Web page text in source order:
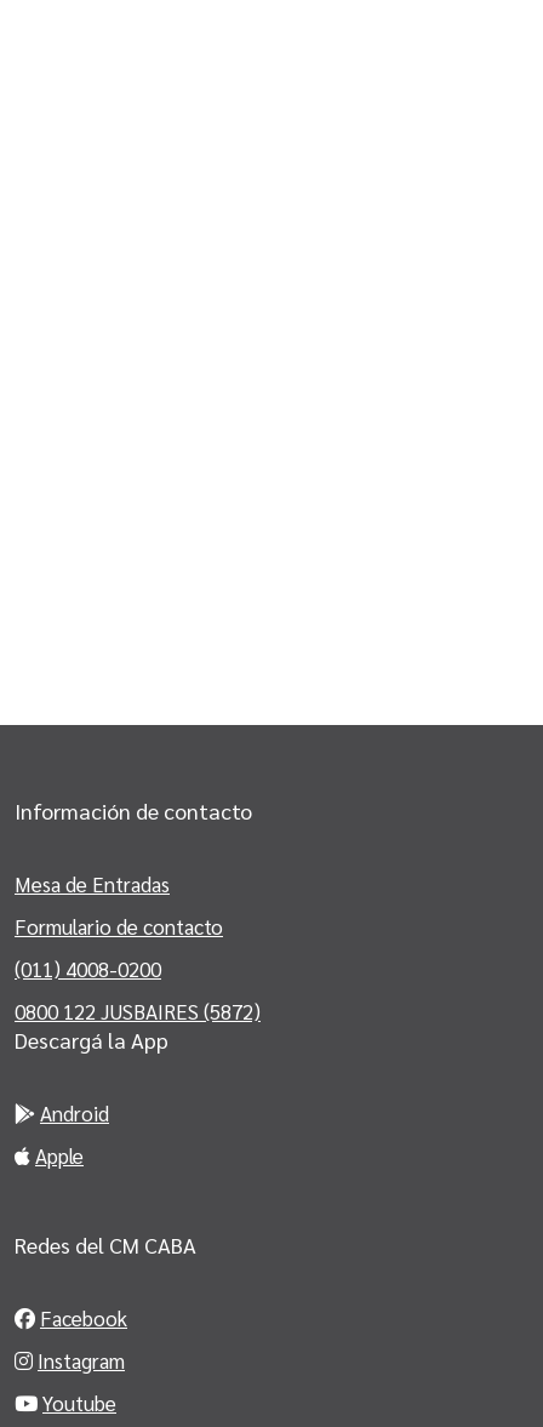
Información de contacto
Mesa de Entradas
Formulario de contacto
(011) 4008-0200
0800 122 JUSBAIRES (5872)
Descargá la App
Android
Apple
Redes del CM CABA
Facebook
Instagram
Youtube